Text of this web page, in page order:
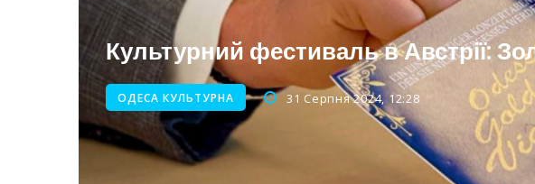
Енергетична підтримка для Одеси
Культурний фестиваль в Австрії:
ОДЕСА КУЛЬТУРНА 31 Серпня 2024, 12:28